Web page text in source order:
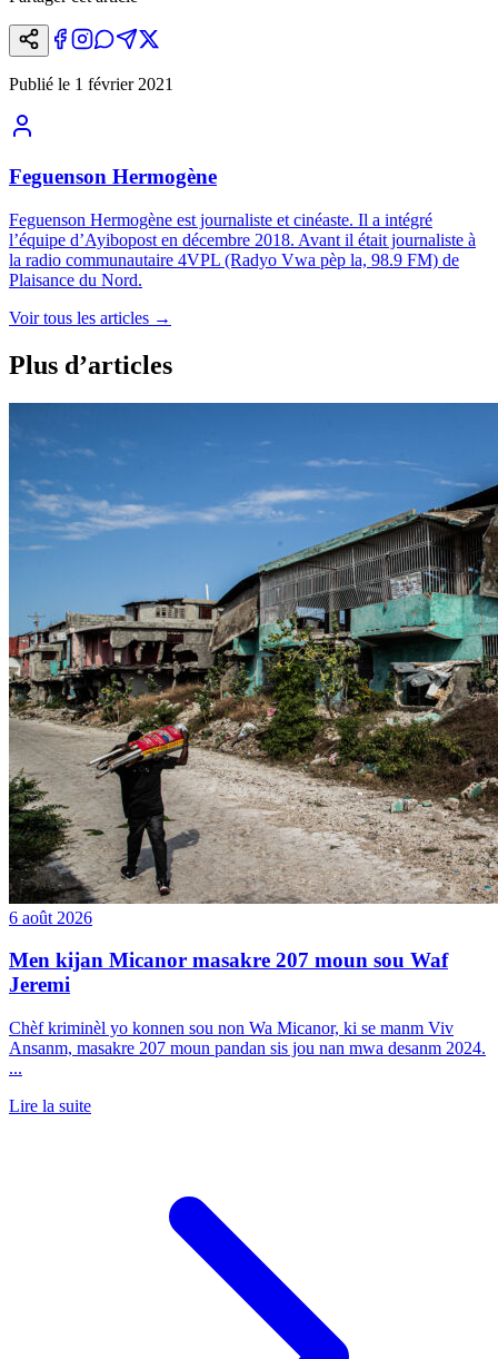
Publié le 1 février 2021
Feguenson Hermogène
Feguenson Hermogène est journaliste et cinéaste. Il a intégré
l’équipe d’Ayibopost en décembre 2018. Avant il était journaliste à
la radio communautaire 4VPL (Radyo Vwa pèp la, 98.9 FM) de
Plaisance du Nord.
Voir tous les articles →
Plus d’articles
6 août 2026
Men kijan Micanor masakre 207 moun sou Waf
Jeremi
Chèf kriminèl yo konnen sou non Wa Micanor, ki se manm Viv
Ansanm, masakre 207 moun pandan sis jou nan mwa desanm 2024.
...
Lire la suite